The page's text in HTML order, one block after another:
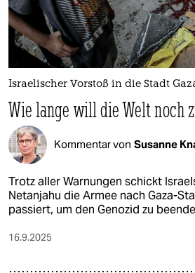
Israelischer Vorstoß in die Stadt
Wie lange will die Welt noch
Kommentar von Susanne
Trotz aller Warnungen schickt
Netanjahu die Armee nach Gaza-
passiert, um den Genozid zu
16.9.2025